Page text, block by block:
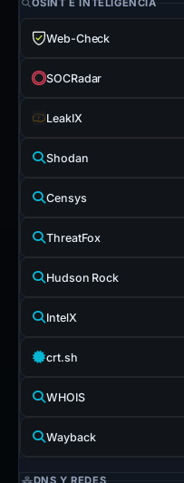
OSINT E INTELIGENCIA
Web-Check
SOCRadar
LeakIX
Shodan
Censys
ThreatFox
Hudson Rock
IntelX
crt.sh
WHOIS
Wayback
DNS Y REDES